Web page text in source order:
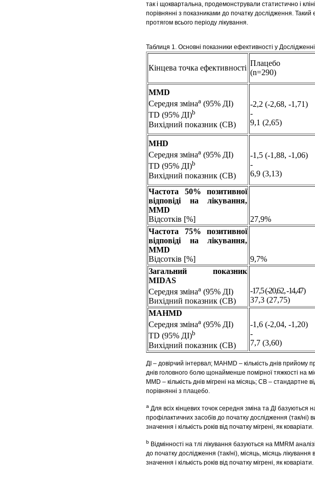
так і щоквартальна, продемонстрували статистично і
порівнянні з показниками до початку дослідження.
протягом всього періоду лікування.
Таблиця 1. Основні показники ефективності у Дослідженні
Кінцева точка ефективності
Плацебо
(n=290)
MMD
Середня змінаа (95% ДІ)
TD (95% ДІ)b
Вихідний показник (СВ)
-2,2 (-2,68, -1,71)
-
9,1 (2,65)
MHD
Середня змінаа (95% ДІ)
TD (95% ДІ)b
Вихідний показник (СВ)
-1,5 (-1,88, -1,06)
-
6,9 (3,13)
Частота 50% позитивної
відповіді на лікування,
MMD
Відсотків [%]
27,9%
Частота 75% позитивної
відповіді на лікування,
MMD
Відсотків [%]
9,7%
Загальний показник
MIDAS
Середня змінаа (95% ДІ)
Вихідний показник (СВ)
-17,5 (-20,62, -14,47)
37,3 (27,75)
MAHMD
Середня змінаа (95% ДІ)
TD (95% ДІ)b
Вихідний показник (СВ)
-1,6 (-2,04, -1,20)
-
7,7 (3,60)
ДІ – довірчий інтервал; MAHMD – кількість днів прийому
днів головного болю щонайменше помірної тяжкості на
MMD – кількість днів мігрені на місяць; СВ – стандартне
порівнянні з плацебо.
а Для всіх кінцевих точок середня зміна та ДІ базуються
профілактичних засобів до початку дослідження (так/ні)
значення і кількість років від початку мігрені, як коваріати.
b Відмінності на тлі лікування базуються на MMRM
до початку дослідження (так/ні), місяць, місяць лікування
значення і кількість років від початку мігрені, як коваріати.